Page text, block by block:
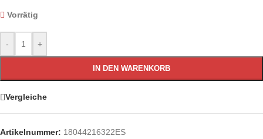
Vorrätig
- +
IN DEN WARENKORB
Vergleiche
Artikelnummer: 18044216322ES